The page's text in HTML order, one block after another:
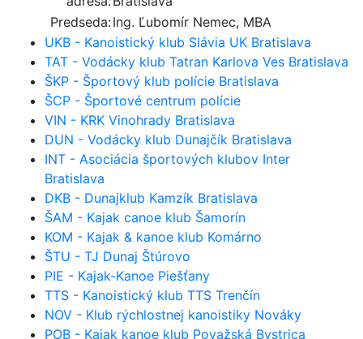
Predseda:Ing. Ľubomír Nemec, MBA
UKB - Kanoistický klub Slávia UK Bratislava
TAT - Vodácky klub Tatran Karlova Ves Bratislava
ŠKP - Športový klub polície Bratislava
ŠCP - Športové centrum polície
VIN - KRK Vinohrady Bratislava
DUN - Vodácky klub Dunajčík Bratislava
INT - Asociácia športových klubov Inter
Bratislava
DKB - Dunajklub Kamzík Bratislava
ŠAM - Kajak canoe klub Šamorín
KOM - Kajak & kanoe klub Komárno
ŠTU - TJ Dunaj Štúrovo
PIE - Kajak-Kanoe Piešťany
TTS - Kanoistický klub TTS Trenčín
NOV - Klub rýchlostnej kanoistiky Nováky
POB - Kajak kanoe klub Považská Bystrica